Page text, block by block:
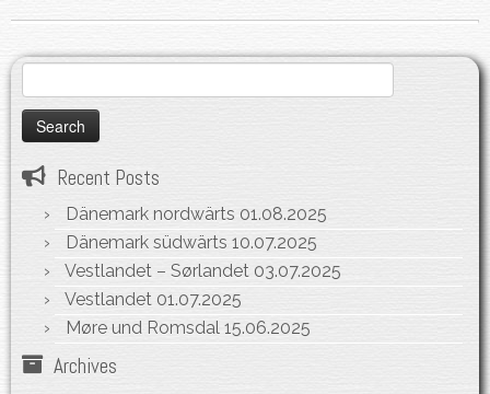
for:
Recent Posts
Dänemark nordwärts 01.08.2025
Dänemark südwärts 10.07.2025
Vestlandet – Sørlandet 03.07.2025
Vestlandet 01.07.2025
Møre und Romsdal 15.06.2025
Archives